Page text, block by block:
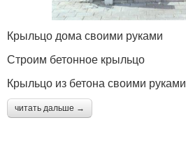
Крыльцо дома своими руками
Строим бетонное крыльцо
Крыльцо из бетона своими руками
читать дальше →